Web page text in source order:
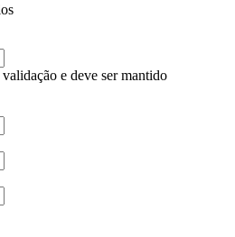
e deve ser mantido